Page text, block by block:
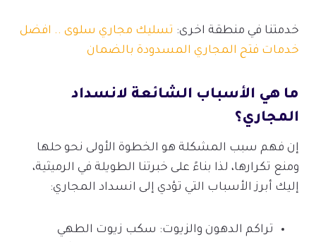
خدمتنا في منطقة اخرى: تسليك مجاري سلوى .. افضل
خدمات فتح المجاري المسدودة بالضمان
ما هي الأسباب الشائعة لانسداد
المجاري؟
إن فهم سبب المشكلة هو الخطوة الأولى نحو حلها
ومنع تكرارها، لذا بناءً على خبرتنا الطويلة في الرميثية،
إليك أبرز الأسباب التي تؤدي إلى انسداد المجاري:
تراكم الدهون والزيوت: سكب زيوت الطهي